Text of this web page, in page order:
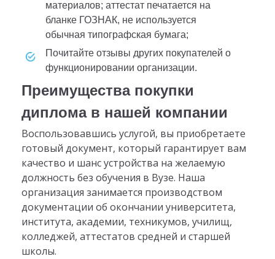
материалов; аттестат печатается на
бланке ГОЗНАК, не используется
обычная типографская бумага;
почитайте отзывы других покупателей о
функционировании организации.
Преимущества покупки
диплома в нашей компании
Воспользовавшись услугой, вы приобретаете
готовый документ, который гарантирует вам
качество и шанс устройства на желаемую
должность без обучения в Вузе. Наша
организация занимается производством
документации об окончании университета,
института, академии, техникумов, училищ,
колледжей, аттестатов средней и старшей
школы.